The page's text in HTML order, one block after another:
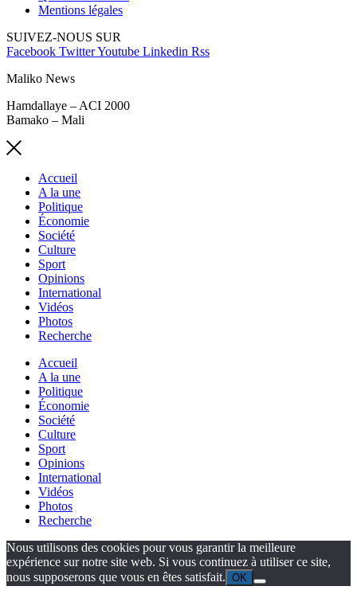
Mentions légales
SUIVEZ-NOUS SUR
Facebook TwitterYoutube Linkedin Rss
Maliko News
Hamdallaye – ACI 2000
Bamako – Mali
Accueil
A la une
Politique
Économie
Société
Culture
Sport
Opinions
International
Vidéos
Photos
Recherche
Accueil
A la une
Politique
Économie
Société
Culture
Sport
Opinions
International
Vidéos
Photos
Recherche
Nous utilisons des cookies pour vous garantir la meilleure
expérience sur notre site web. Si vous continuez à utiliser ce site,
nous supposerons que vous en êtes satisfait. OK